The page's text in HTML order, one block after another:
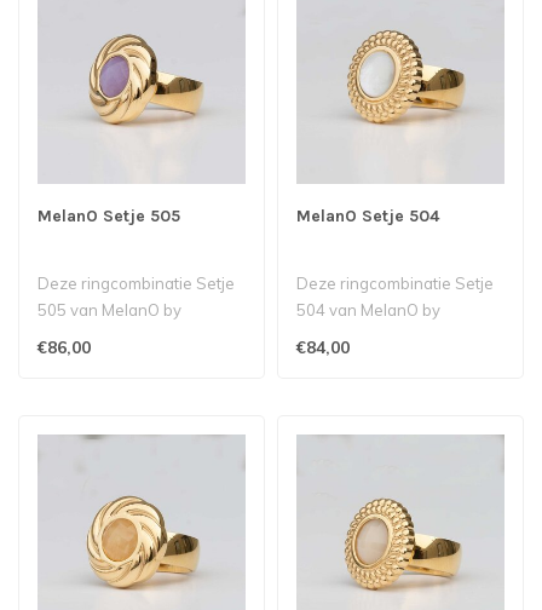
MelanO Setje 505
Deze ringcombinatie Setje
505 van MelanO by
Babazou bestaat uit een
€86,00
MelanO Setje 504
Deze ringcombinatie Setje
504 van MelanO by
Babazou bestaat uit een
€84,00